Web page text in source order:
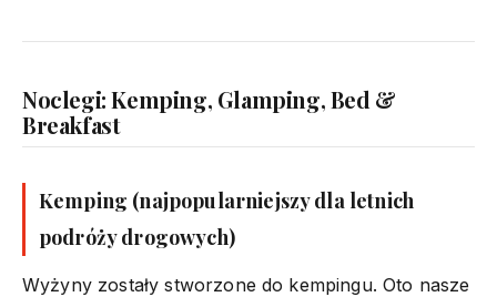
Noclegi: Kemping, Glamping, Bed &
Breakfast
Kemping (najpopularniejszy dla letnich
podróży drogowych)
Wyżyny zostały stworzone do kempingu. Oto nasze